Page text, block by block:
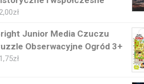
zł
Junior Media Czuczu
Obserwacyjne Ogród 3+
zł